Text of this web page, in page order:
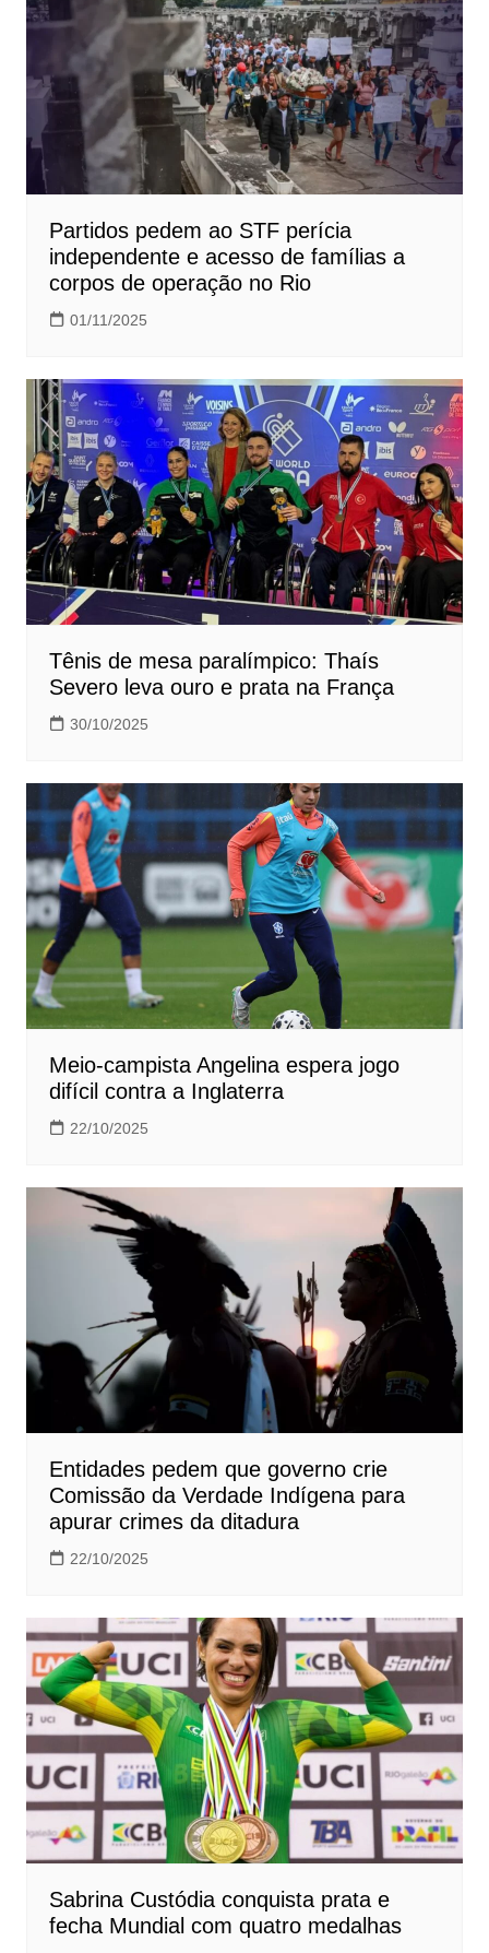
Partidos pedem ao STF perícia
independente e acesso de famílias a
corpos de operação no Rio
01/11/2025
Tênis de mesa paralímpico: Thaís
Severo leva ouro e prata na França
30/10/2025
Meio-campista Angelina espera jogo
difícil contra a Inglaterra
22/10/2025
Entidades pedem que governo crie
Comissão da Verdade Indígena para
apurar crimes da ditadura
22/10/2025
Sabrina Custódia conquista prata e
fecha Mundial com quatro medalhas